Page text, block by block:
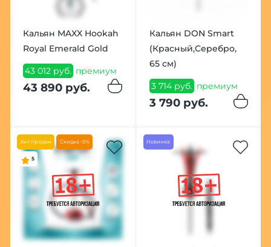
Кальян MAXX Hookah
Royal Emerald Gold
43 012 руб. премиум
43 890 руб.
Кальян DON Smart
(Красный,Серебро,
65 см)
3 714 руб. премиум
3 790 руб.
Хит продаж Скидка -5%
5
Новинка